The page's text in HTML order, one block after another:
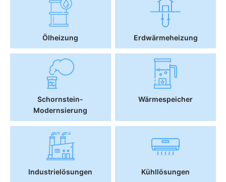
Ölheizung Erdwärmeheizung
Schornstein-
Modernsierung
Wärmespeicher
Industrielösungen Kühllösungen